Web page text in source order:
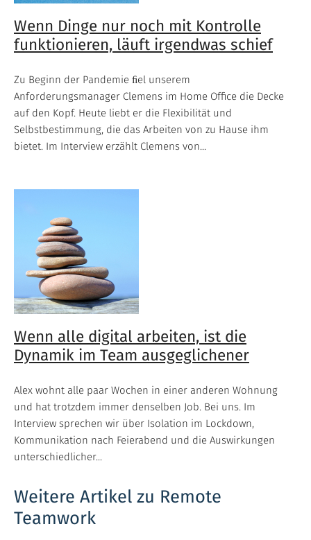
Wenn Dinge nur noch mit Kontrolle
funktionieren, läuft irgendwas schief
Zu Beginn der Pandemie ﬁel unserem
Anforderungsmanager Clemens im Home Office die Decke
auf den Kopf. Heute liebt er die Flexibilität und
Selbstbestimmung, die das Arbeiten von zu Hause ihm
bietet. Im Interview erzählt Clemens von...
Wenn alle digital arbeiten, ist die
Dynamik im Team ausgeglichener
Alex wohnt alle paar Wochen in einer anderen Wohnung
und hat trotzdem immer denselben Job. Bei uns. Im
Interview sprechen wir über Isolation im Lockdown,
Kommunikation nach Feierabend und die Auswirkungen
unterschiedlicher...
Weitere Artikel zu Remote
Teamwork